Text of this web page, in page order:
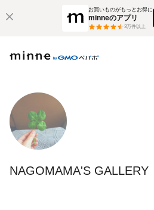
お買いものがもっとお得に
minneのアプリ
3万件以上
NAGOMAMA'S GALLERY